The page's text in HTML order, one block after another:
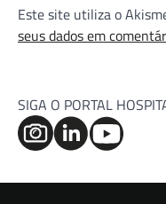
Este site utiliza o
seus dados em
SIGA O PORTAL